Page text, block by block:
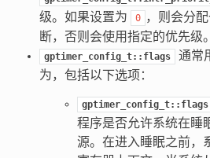
级。如果设置为
0 ，则会分
断，否则会使用指定的优先级。
gptimer_config_t::flags
通常
为，包括以下选项：
程序是否允许系统在睡
源。在进入睡眠之前，